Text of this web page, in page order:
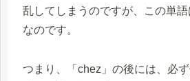
乱してしまうのですが、この単
なのです。
つまり、「chez」の後には、必